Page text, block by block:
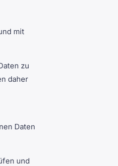
mit
zu
daher
Daten
und